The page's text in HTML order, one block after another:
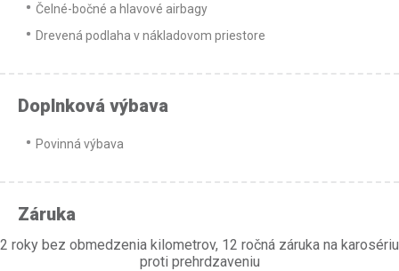
Čelné-bočné a hlavové airbagy
Drevená podlaha v nákladovom priestore
Doplnková výbava
Povinná výbava
Záruka
2 roky bez obmedzenia kilometrov, 12 ročná záruka na karosériu
proti prehrdzaveniu